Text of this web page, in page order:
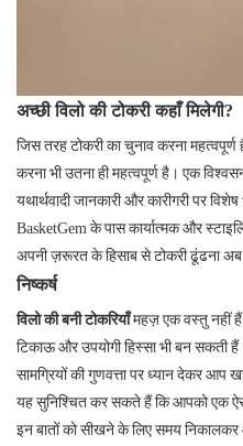
अच्छी विलो की टोकरी कहाँ मिलेगी?
जिस तरह टोकरी का चुनाव करना
करना भी उतना ही महत्वपूर्ण है। एक
यथार्थवादी जानकारी और कारीगरी पर विशेष
BasketGem के पास कार्यात्मक और
अपनी ज़रूरत के हिसाब से टोकरी ढूंढना
निष्कर्ष
विलो की बनी टोकरियाँमहज़ एक वस्तु नहीं
टिकाऊ और उपयोगी हिस्सा भी बन सकती
सामग्रियों की गुणवत्ता पर ध्यान देकर आप
यह सुनिश्चित कर सकते हैं कि आपको एक
इन बातों को सीखने के लिए समय